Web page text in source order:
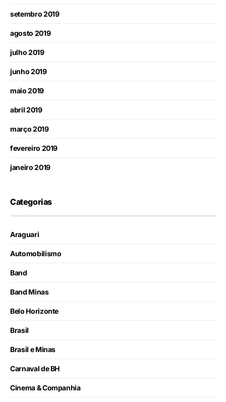
setembro 2019
agosto 2019
julho 2019
junho 2019
maio 2019
abril 2019
março 2019
fevereiro 2019
janeiro 2019
Categorias
Araguari
Automobilismo
Band
Band Minas
Belo Horizonte
Brasil
Brasil e Minas
Carnaval de BH
Cinema & Companhia